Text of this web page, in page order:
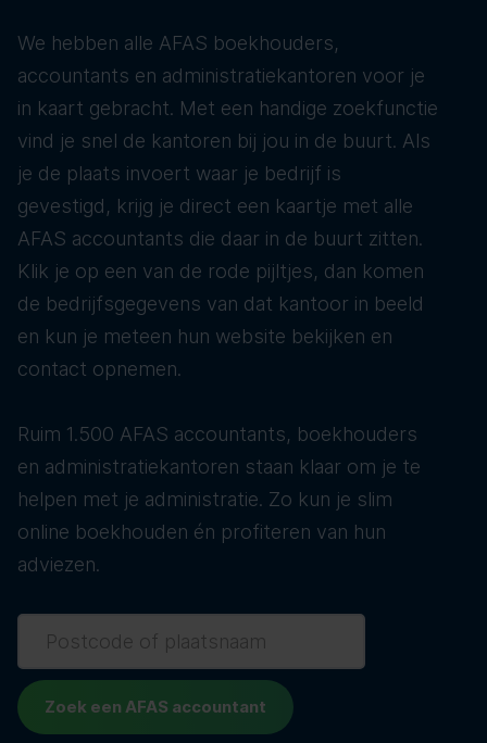
We hebben alle AFAS boekhouders,
accountants en administratiekantoren voor je
in kaart gebracht. Met een handige zoekfunctie
vind je snel de kantoren bij jou in de buurt. Als
je de plaats invoert waar je bedrijf is
gevestigd, krijg je direct een kaartje met alle
AFAS accountants die daar in de buurt zitten.
Klik je op een van de rode pijltjes, dan komen
de bedrijfsgegevens van dat kantoor in beeld
en kun je meteen hun website bekijken en
contact opnemen.
Ruim 1.500 AFAS accountants, boekhouders
en administratiekantoren staan klaar om je te
helpen met je administratie. Zo kun je slim
online boekhouden én profiteren van hun
adviezen.